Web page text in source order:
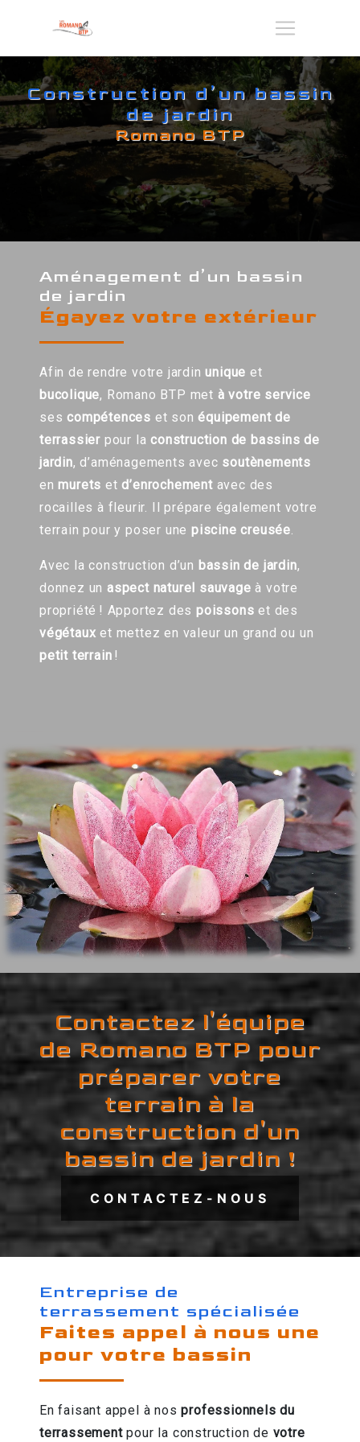
Construction d’un bassin
de jardin
Romano BTP
Aménagement d’un bassin
de jardin
Égayez votre extérieur
Afin de rendre votre jardinuniqueet
bucolique, Romano BTP met à votre service
sescompétences et sonéquipement de
terrassier pour laconstruction de bassins de
jardin, d’aménagements avec soutènements
enmuretset d’enrochement avec des
rocailles à fleurir. Il prépare également votre
terrain pour y poser unepiscine creusée.
Avec la construction d’un bassin de jardin,
donnez unaspect naturel sauvage à votre
propriété ! Apportez despoissonset des
végétauxet mettez en valeur un grand ou un
petit terrain !
Contactez l'équipe
de Romano BTP pour
préparer votre
terrain à la
construction d'un
bassin de jardin !
CONTACTEZ-NOUS
Entreprise de
terrassement spécialisée
Faites appel à nous une
pour votre bassin
En faisant appel à nosprofessionnels du
terrassementpour la construction de votre